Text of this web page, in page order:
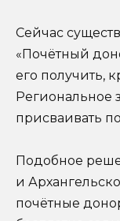
Сейчас
«Почётный
его получить,
Региональное
присваивать
Подобное
и
почётные